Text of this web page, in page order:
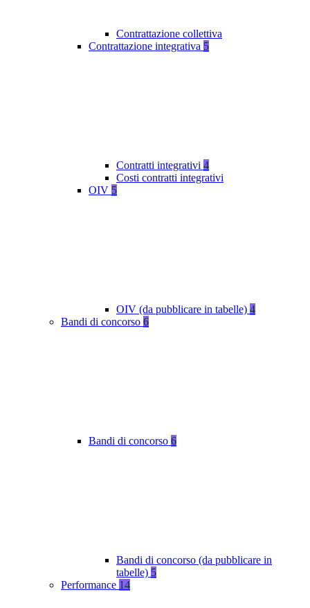
Contrattazione collettiva
Contrattazione integrativa 5
Contratti integrativi 4
Costi contratti integrativi
OIV 5
OIV (da pubblicare in tabelle) 4
Bandi di concorso 6
Bandi di concorso 6
Bandi di concorso (da pubblicare in
tabelle) 5
Performance 14